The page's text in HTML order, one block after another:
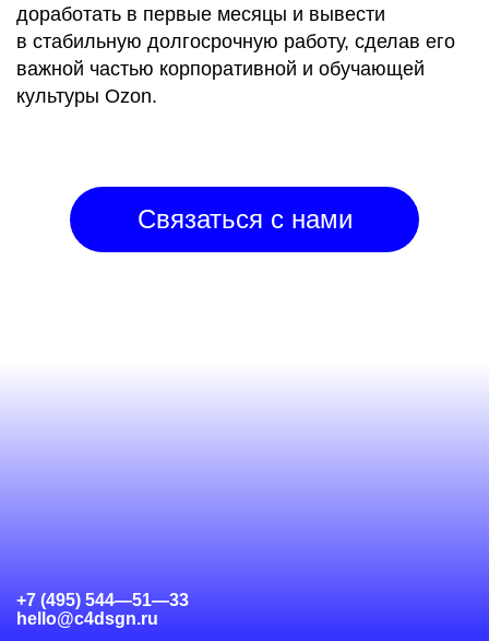
доработать в первые месяцы и вывести
в стабильную долгосрочную работу, сделав его
важной частью корпоративной и обучающей
культуры Ozon.
Связаться с нами
+7 (495) 544—51—33
hello@c4dsgn.ru